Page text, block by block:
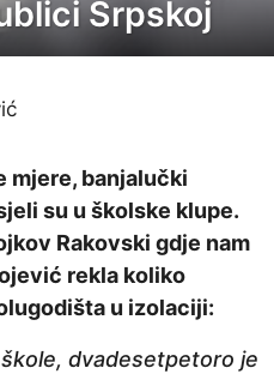
Srpskoj
mjere, banjalučki
su u školske klupe.
Rakovski gdje nam
rekla koliko
u izolaciji:
dvadesetpetoro je